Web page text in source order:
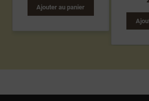
Ajouter au panier